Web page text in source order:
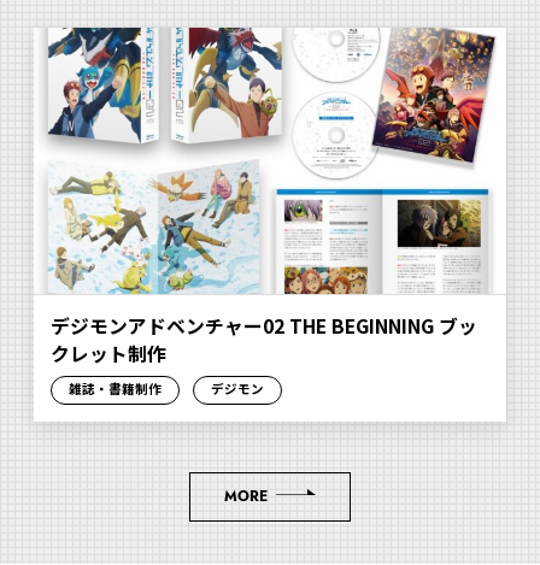
デジモンアドベンチャー02 THE BEGINNING ブッ
クレット制作
雑誌・書籍制作 デジモン
MORE